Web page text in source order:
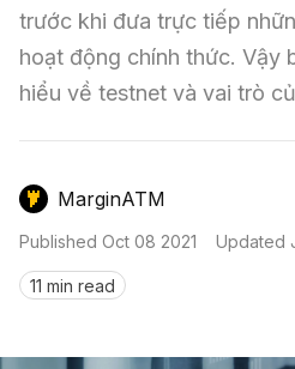
Kinh Nghiệm Đầu Tư
Sàn Giao Dịch
Mô Hình Biểu Đồ Giá
GameFi
Sign in
trước khi đưa trực tiếp
hoạt động chính thức. Vậy
hiểu về testnet và vai trò
MarginATM
Published Oct 08 2021 Updated
11 min read